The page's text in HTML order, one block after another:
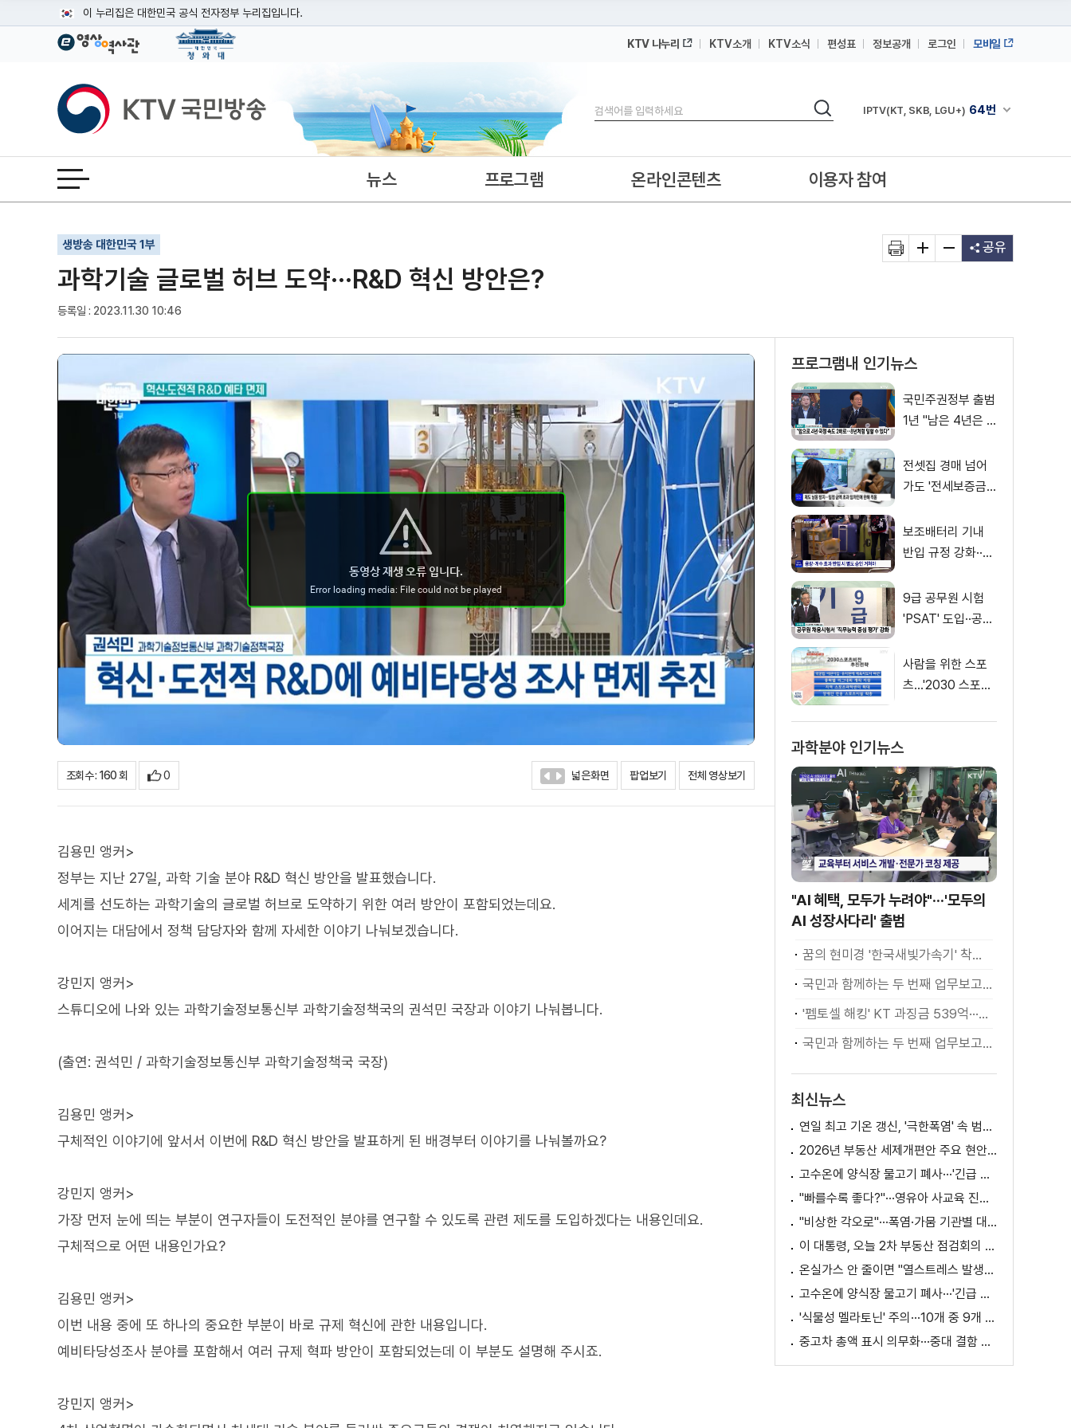
이 누리집은 대한민국 공식 전자정부 누리집입니다.
공식 누리집 주소 확인하기
이밖에 or.kr 또는 .kr등 다른 도메인 주소를 사용하고 있다면 아래 URL에서 도메인 주소를 확인해 보세요
운영중인 공식 누리집보기
KTV 나누리 KTV소개 KTV소식 편성표 정보공개 로그인 모바일
KTV국민방송
검색
검색 채널안내 펼쳐
IPTV(KT, SKB, LGU+) 64번
IPTV(KT, SKB, LGU+)
전체메뉴 열기 뉴스 프로그램 온라인콘텐츠 이용자 참여
생방송 대한민국 1부
과학기술 글로벌 허브 도약···R&D 혁신 방안은?
등록일 : 2023.11.30 10:46
기사인쇄
글자확대
글자축소 공유
조회수 : 160 회 0 넓은화면 팝업보기 전체 영상보기
김용민 앵커>
정부는 지난 27일, 과학 기술 분야 R&D 혁신 방안을 발표했습니다.
세계를 선도하는 과학기술의 글로벌 허브로 도약하기 위한 여러 방안이 포함되었는데요.
이어지는 대담에서 정책 담당자와 함께 자세한 이야기 나눠보겠습니다.
강민지 앵커>
스튜디오에 나와 있는 과학기술정보통신부 과학기술정책국의 권석민 국장과 이야기 나눠봅니다.
(출연: 권석민 / 과학기술정보통신부 과학기술정책국 국장)
김용민 앵커>
구체적인 이야기에 앞서서 이번에 R&D 혁신 방안을 발표하게 된 배경부터 이야기를 나눠볼까요?
강민지 앵커>
가장 먼저 눈에 띄는 부분이 연구자들이 도전적인 분야를 연구할 수 있도록 관련 제도를 도입하겠다는 내용인데요.
구체적으로 어떤 내용인가요?
김용민 앵커>
이번 내용 중에 또 하나의 중요한 부분이 바로 규제 혁신에 관한 내용입니다.
예비타당성조사 분야를 포함해서 여러 규제 혁파 방안이 포함되었는데 이 부분도 설명해 주시죠.
강민지 앵커>
프로그램내 인기뉴스
국민주권정부 출범
1년 "남은 4년은 8
전셋집 경매 넘어
가도 '전세보증금'
보조배터리 기내
반입 규정 강화··
9급 공무원 시험
'PSAT' 도입··공정
사람을 위한 스포
츠…'2030 스포츠
과학분야 인기뉴스
"AI 혜택, 모두가 누려야"···'모두의
AI 성장사다리' 출범
꿈의 현미경 '한국새빛가속기' 착공···1조1천억 투입
국민과 함께하는 두 번째 업무보고 - 과학기술·사회 이재명 대통령 모두말씀
'펨토셀 해킹' KT 과징금 539억···조사 방해 고발
국민과 함께하는 두 번째 업무보고 - 과학기술·사회
최신뉴스
연일 최고 기온 갱신, '극한폭염' 속 범정부 피해 예방 대책은? [정.주.행]
2026년 부동산 세제개편안 주요 현안 팩트체크 [K-정책 사용법]
고수온에 양식장 물고기 폐사···'긴급 방류' 지원
"빠를수록 좋다?"···영유아 사교육 진실과 해법은?
"비상한 각오로"···폭염·가뭄 기관별 대책은?
이 대통령, 오늘 2차 부동산 점검회의 주재
온실가스 안 줄이면 "열스트레스 발생일 29배 증가"
고수온에 양식장 물고기 폐사···'긴급 방류' 지원
'식물성 멜라토닌' 주의···10개 중 9개 처방 용량 초과
중고차 총액 표시 의무화···중대 결함 시 '계약 해제'